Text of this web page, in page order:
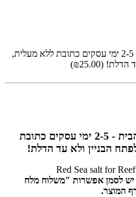
משלוח מעל 15 ק"ג מהיר עד הבית - 2-5 ימי עסקים כתובת ללא מעלית,
הדלת! (₪25.00)
משלוח מעל 15 ק"ג מהיר עד הבית - 2-5 ימי עסקים כתובת
הבניין ולא עד הדלת!
יש לסמן אפשרות "משלוח מלח
המוצר.